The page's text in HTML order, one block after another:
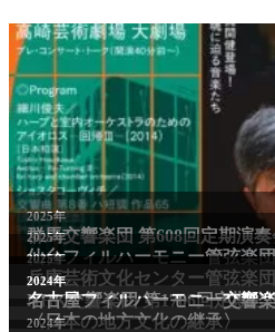
2025年
群馬交響楽団 第608回定期演
2025年
仙台フィルハーモニー管弦楽
2025年
兵庫芸術文化センター管弦楽
2011年
NHK交響楽団 第1706回定期公
2024年
名古屋フィルハーモニー交響
〈日本の地方文化の継承〉
2024年